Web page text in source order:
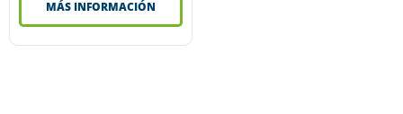
MÁS INFORMACIÓN